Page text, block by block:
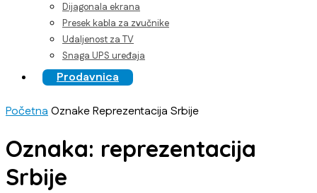
Dijagonala ekrana
Presek kabla za zvučnike
Udaljenost za TV
Snaga UPS uređaja
Prodavnica
PočetnaOznakeReprezentacija Srbije
Oznaka: reprezentacija
Srbije